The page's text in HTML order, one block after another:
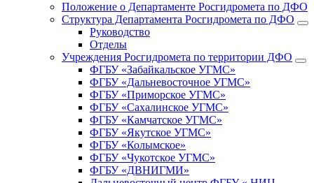
Положение о Департаменте Росгидромета по ДФО
Структура Департамента Росгидромета по ДФО
Руководство
Отделы
Учреждения Росгидромета по территории ДФО
ФГБУ «Забайкальское УГМС»
ФГБУ «Дальневосточное УГМС»
ФГБУ «Приморское УГМС»
ФГБУ «Сахалинское УГМС»
ФГБУ «Камчатское УГМС»
ФГБУ «Якутское УГМС»
ФГБУ «Колымское»
ФГБУ «Чукотское УГМС»
ФГБУ «ДВНИГМИ»